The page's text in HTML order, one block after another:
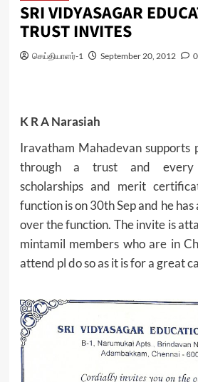
SRI VIDYASAGAR
TRUST INVITES
செய்தியாளர்-1 September 20, 2012 0
K R A Narasiah
Iravatham Mahadevan supports
through a trust and every
scholarships and merit
function is on 30th Sep and he
over the function. The invite is
mintamil members who are in
attend pl do so as it is for a great